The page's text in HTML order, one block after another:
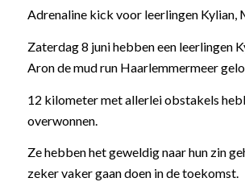
Adrenaline kick voor leerlingen Kylian,
Zaterdag 8 juni hebben een leerlingen
Aron de mud run Haarlemmermeer
12 kilometer met allerlei obstakels
overwonnen.
Ze hebben het geweldig naar hun zin
zeker vaker gaan doen in de toekomst.